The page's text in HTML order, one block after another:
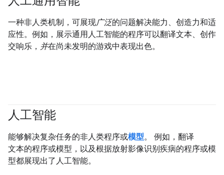
一种非人类机制，可展现广泛的问题解决能力、创造力和适
应性。例如，展示通用人工智能的程序可以翻译文本、创作
交响乐， 并在尚未发明的游戏中表现出色。
人工智能
能够解决复杂任务的非人类程序或模型。 例如，翻译
文本的程序或模型，以及根据放射影像识别疾病的程序或模
型都展现出了人工智能。